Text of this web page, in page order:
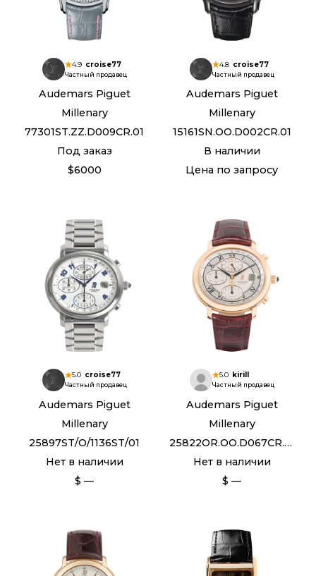
4.9 croise77
Частный продавец
Audemars Piguet
Millenary
77301ST.ZZ.D009CR.01
Под заказ
$6000
4.8 croise77
Частный продавец
Audemars Piguet
Millenary
15161SN.OO.D002CR.01
В наличии
Цена по запросу
5.0 croise77
Частный продавец
Audemars Piguet
Millenary
25897ST/O/1136ST/01
Нет в наличии
$ —
5.0 kirill
Частный продавец
Audemars Piguet
Millenary
25822OR.OO.D067CR.02
Нет в наличии
$ —